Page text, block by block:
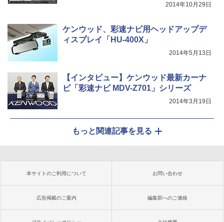
2014年10月29日
ケンウッド、彩速ナビ用ヘッドアップデ
ィスプレイ「HU-400X」
2014年5月13日
【インタビュー】ケンウッド最新カーナ
ビ「彩速ナビ MDV-Z701」シリーズ
2014年3月19日
もっと関連記事を見る
本サイトのご利用について お問い合わせ
広告掲載のご案内 編集部へのご連絡